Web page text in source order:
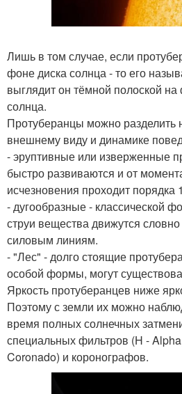
Лишь в том случае, если
фоне диска солнца - то его
выглядит он тёмной полоской на
солнца.
Протуберанцы можно разделить
внешнему виду и динамике
- эруптивные или изверженные
быстро развиваются и от
исчезновения проходит порядка
- дугообразные - классической
струи вещества движутся
силовым линиям.
- "Лес" - долго стоящие
особой формы, могут
Яркость протуберанцев ниже
Поэтому с земли их можно
время полных солнечных
специальных фильтров (H -
Coronado) и коронографов.